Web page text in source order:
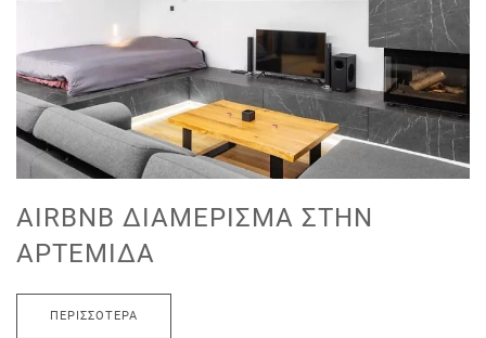
AIRBNB ΔΙΑΜΈΡΙΣΜΑ ΣΤΗΝ
ΑΡΤΈΜΙΔΑ
ΠΕΡΙΣΣΌΤΕΡΑ